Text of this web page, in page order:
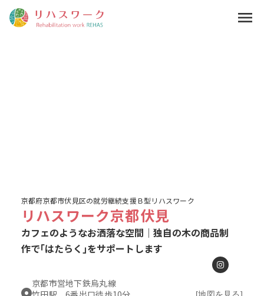
menu
リハスワーク京都伏見
京都府京都市伏見区の就労継続支援Ｂ型リハスワーク
カフェのようなお洒落な空間｜独自の木の商品制
作で｢はたらく｣をサポートします
京都市営地下鉄烏丸線